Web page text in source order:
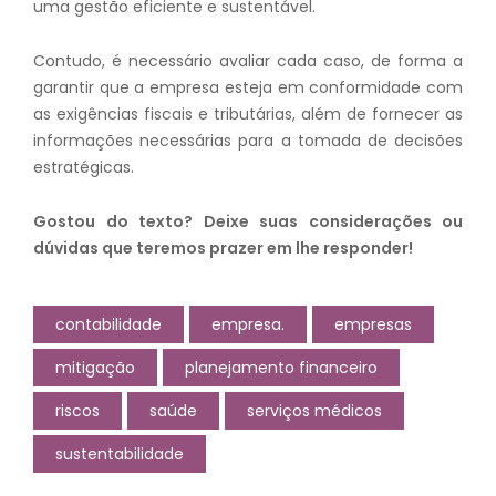
uma gestão eficiente e sustentável.
Contudo, é necessário avaliar cada caso, de forma a
garantir que a empresa esteja em conformidade com
as exigências fiscais e tributárias, além de fornecer as
informações necessárias para a tomada de decisões
estratégicas.
Gostou do texto? Deixe suas considerações ou
dúvidas que teremos prazer em lhe responder!
contabilidade empresa.
empresas
mitigação
planejamento financeiro
riscos
saúde
serviços médicos
sustentabilidade